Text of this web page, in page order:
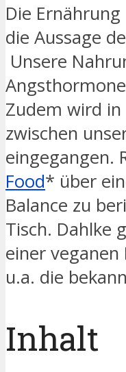
Die
die Aussage
Unsere
Zudem wird
zwischen
eingegangen.
Food* über
Balance zu
Tisch. Dahlke
einer
u.a. die
Inhalt